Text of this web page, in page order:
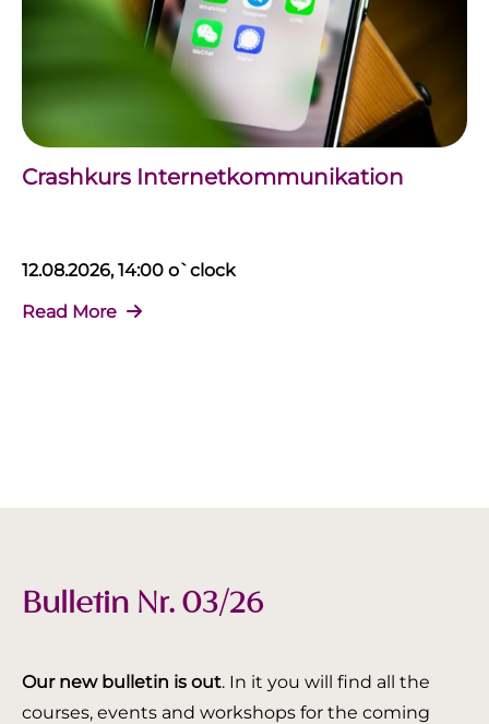
Crashkurs Internetkommunikation
12.08.2026, 14:00 o`clock
Read More
Bulletin Nr. 03/26
Our new bulletin is out. In it you will find all the
courses, events and workshops for the coming